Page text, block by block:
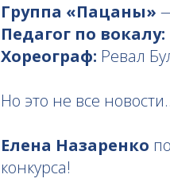
Группа «Пацаны»
Педагог по вокалу:
Хореограф: Ревал
Но это не все
Елена Назаренко
конкурса!